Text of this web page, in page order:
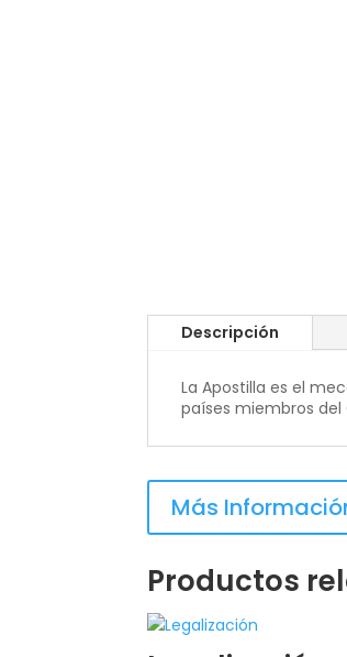
Descripción
La Apostilla es el
países miembros
Más
Productos